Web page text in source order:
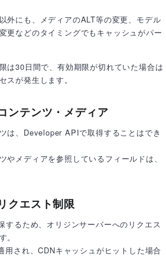
外にも、メディアのALT等の変更、モデル
更などのタイミングでもキャッシュがパー
は30日間で、有効期限が切れていた場合は
スが発生します。
ンテンツ・メディア
は、Developer APIで取得することはでき
やメディアを参照しているフィールドは、
クエスト制限
るため、オリジンサーバーへのリクエス
。
用され、CDNキャッシュがヒットした場合